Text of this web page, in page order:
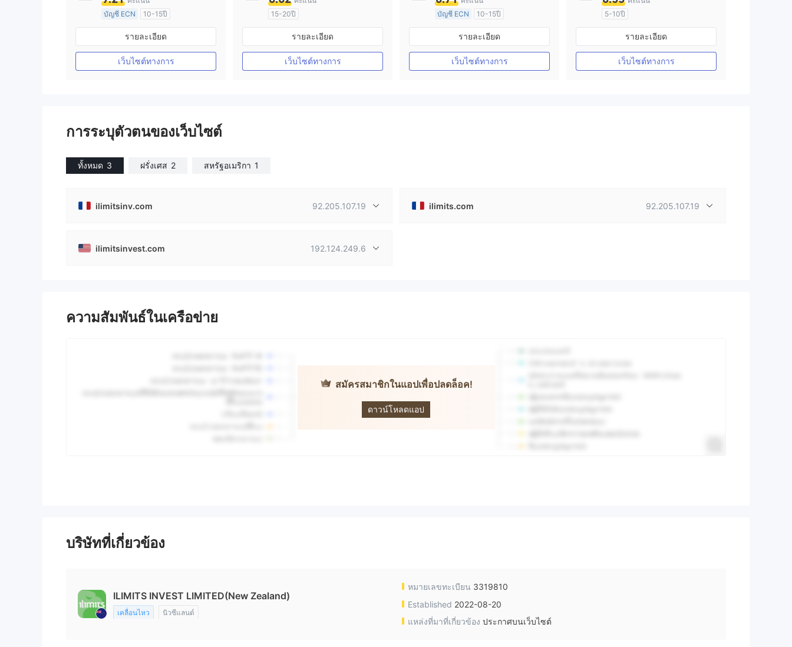
บัญชี ECN
10-15ปี
การกำกับดูแล ออสเตรเลีย
ใบอนุญาต MT4 แบบเต็ม
รายละเอียด
เว็บไซต์ทางการ
15-20ปี
การกำกับดูแล ออสเตรเลีย
ใบอนุญาต MT4 แบบเต็ม
รายละเอียด
เว็บไซต์ทางการ
บัญชี ECN
10-15ปี
การกำกับดูแล ออสเตรเลีย
ใบอนุญาต MT4 แบบเต็ม
รายละเอียด
เว็บไซต์ทางการ
5-10ปี
การกำกับดูแล ออสเตรเลีย
ใบอนุญาต MT4 แบบเต็ม
รายละเอียด
เว็บไซต์ทางการ
การระบุตัวตนของเว็บไซต์
ทั้งหมด 3 ฝรั่งเศส 2 สหรัฐอเมริกา 1
ilimitsinv.com 92.205.107.19 ilimits.com 92.205.107.19
ilimitsinvest.com 192.124.249.6
ความสัมพันธ์ในเครือข่าย
สมัครสมาชิกในแอปเพื่อปลดล็อค!
ดาวน์โหลดแอป
บริษัทที่เกี่ยวข้อง
ILIMITS INVEST LIMITED(New Zealand)
เคลื่อนไหว นิวซีแลนด์
หมายเลขทะเบียน 3319810
Established 2022-08-20
แหล่งที่มาที่เกี่ยวข้อง ประกาศบนเว็บไซต์